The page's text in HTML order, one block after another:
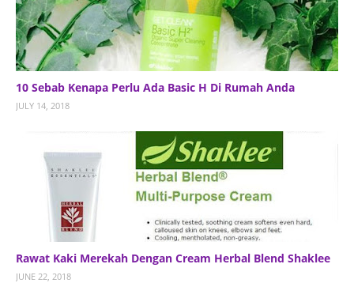
10 Sebab Kenapa Perlu Ada Basic H Di Rumah Anda
JULY 14, 2018
Rawat Kaki Merekah Dengan Cream Herbal Blend Shaklee
JUNE 22, 2018